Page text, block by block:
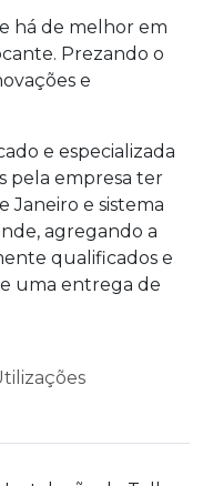
há de melhor em
. Prezando o
e
e especializada
pela empresa ter
Janeiro e sistema
agregando a
qualificados e
uma entrega de